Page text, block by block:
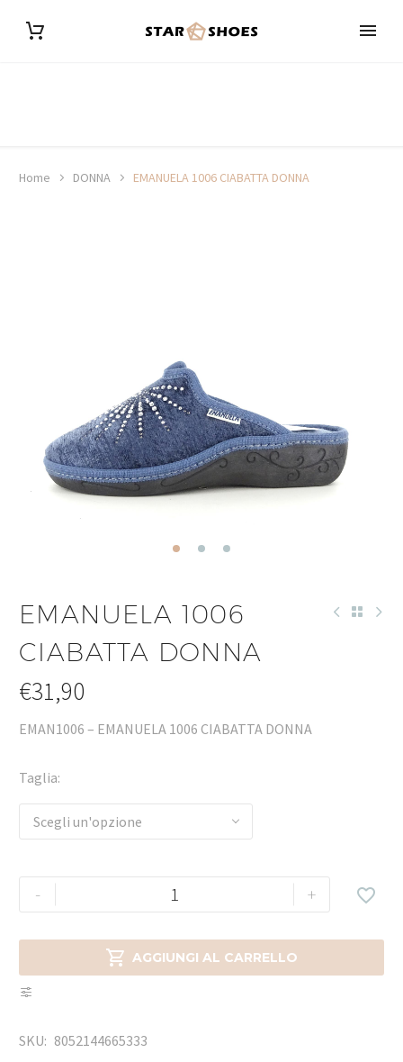
Home DONNA EMANUELA 1006 CIABATTA DONNA
EMANUELA 1006
CIABATTA DONNA
€31,90
EMAN1006 – EMANUELA 1006 CIABATTA DONNA
Taglia
Scegli un'opzione
- +
 AGGIUNGI AL CARRELLO

SKU: 8052144665333